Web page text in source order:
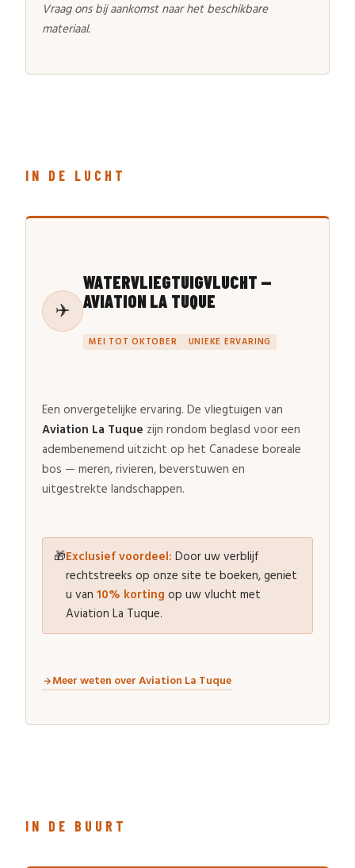
Vraag ons bij aankomst naar het beschikbare
materiaal.
IN DE LUCHT
✈️
WATERVLIEGTUIGVLUCHT —
AVIATION LA TUQUE
MEI TOT OKTOBER UNIEKE ERVARING
Een onvergetelijke ervaring. De vliegtuigen van
Aviation La Tuque zijn rondom beglasd voor een
adembenemend uitzicht op het Canadese boreale
bos — meren, rivieren, beverstuwen en
uitgestrekte landschappen.
🎁Exclusief voordeel: Door uw verblijf
rechtstreeks op onze site te boeken, geniet
u van 10% korting op uw vlucht met
Aviation La Tuque.
Meer weten over Aviation La Tuque
IN DE BUURT